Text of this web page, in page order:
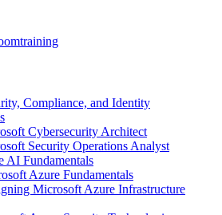
Compliance, and Identity
Cybersecurity Architect
Security Operations Analyst
AI Fundamentals
Azure Fundamentals
Microsoft Azure Infrastructure